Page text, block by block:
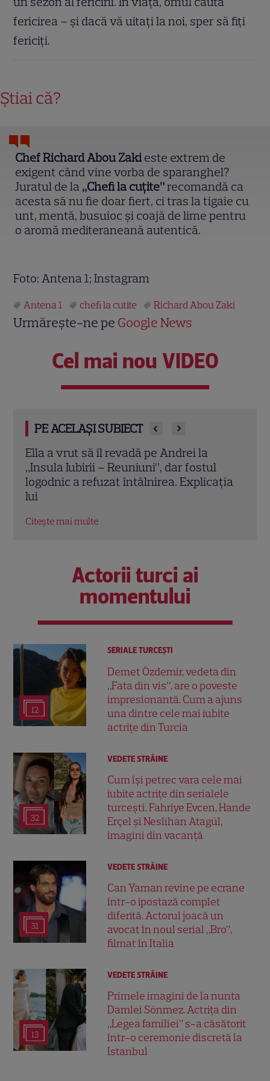
fericirea – și dacă vă uitați la noi, sper să fiți
fericiți.
Știai că?
Chef Richard Abou Zakieste extrem de
exigent când vine vorba de sparanghel?
Juratul de la „Chefi la cuțite”recomandă ca
acesta să nu fie doar fiert, ci tras la tigaie cu
unt, mentă, busuioc și coajă de lime pentru
o aromă mediteraneană autentică.
Foto: Antena 1; Instagram
Antena 1 chefi la cutite Richard Abou Zaki
Urmărește-ne pe Google News
Cel mai nou VIDEO
PE ACELAȘI SUBIECT
Richard Abou Zaki, gest special pentru
câștigătoarea Chefi la cuțite Kids. Irina a
avut parte de o cină specială în Italia
Actorii turci ai
momentului
12
SERIALE TURCEŞTI
Demet Özdemir, vedeta din
„Fata din vis”, are o poveste
impresionantă. Cum a ajuns
una dintre cele mai iubite
actrițe din Turcia
32
VEDETE STRĂINE
Cum își petrec vara cele mai
iubite actrițe din serialele
turcești. Fahriye Evcen, Hande
Erçel și Neslihan Atagül,
imagini din vacanță
31
VEDETE STRĂINE
Can Yaman revine pe ecrane
într-o ipostază complet
diferită. Actorul joacă un
avocat în noul serial „Bro”,
filmat în Italia
13
VEDETE STRĂINE
Primele imagini de la nunta
Damlei Sönmez. Actrița din
„Legea familiei” s-a căsătorit
într-o ceremonie discretă la
Istanbul